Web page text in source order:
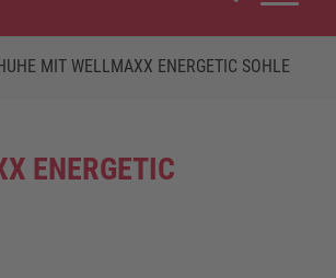
MIT WELLMAXX ENERGETIC SOHLE
ENERGETIC